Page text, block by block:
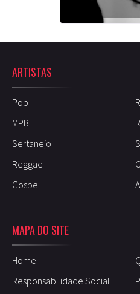
ARTISTAS
Pop
MPB
Sertanejo
Reggae
Gospel
MAPA DO SITE
Home
Responsabilidade Social